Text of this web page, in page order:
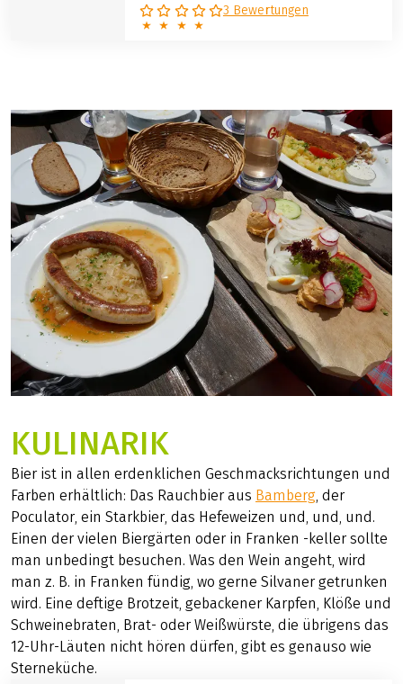
3 Bewertungen
KULINARIK
Bier ist in allen erdenklichen Geschmacksrichtungen und
Farben erhältlich: Das Rauchbier aus Bamberg , der
Poculator, ein Starkbier, das Hefeweizen und, und, und.
Einen der vielen Biergärten oder in Franken -keller sollte
man unbedingt besuchen. Was den Wein angeht, wird
man z. B. in Franken fündig, wo gerne Silvaner getrunken
wird. Eine deftige Brotzeit, gebackener Karpfen, Klöße und
Schweinebraten, Brat- oder Weißwürste, die übrigens das
12-Uhr-Läuten nicht hören dürfen, gibt es genauso wie
Sterneküche.